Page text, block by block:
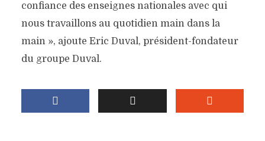
confiance des enseignes nationales avec qui
nous travaillons au quotidien main dans la
main », ajoute Eric Duval, président-fondateur
du groupe Duval.